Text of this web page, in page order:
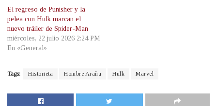
El regreso de Punisher y la
pelea con Hulk marcan el
nuevo tráiler de Spider-Man
miércoles, 22 julio 2026 2:24 PM
En «General»
Tags: Historieta Hombre Araña Hulk Marvel